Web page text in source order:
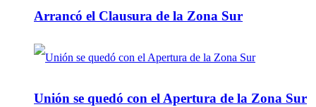
Arrancó el Clausura de la Zona Sur
Unión se quedó con el Apertura de la Zona Sur